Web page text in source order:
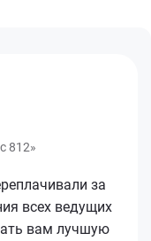
812»
за
всех ведущих
вам лучшую